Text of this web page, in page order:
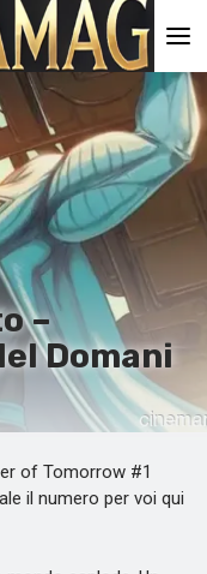
–
Domani
of Tomorrow #1
il numero per voi qui